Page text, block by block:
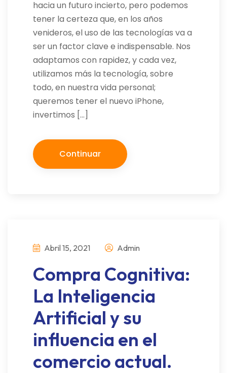
hacia un futuro incierto, pero podemos
tener la certeza que, en los años
venideros, el uso de las tecnologías va a
ser un factor clave e indispensable. Nos
adaptamos con rapidez, y cada vez,
utilizamos más la tecnología, sobre
todo, en nuestra vida personal;
queremos tener el nuevo iPhone,
invertimos […]
Continuar
Abril 15, 2021 Admin
Compra Cognitiva:
La Inteligencia
Artificial y su
influencia en el
comercio actual.